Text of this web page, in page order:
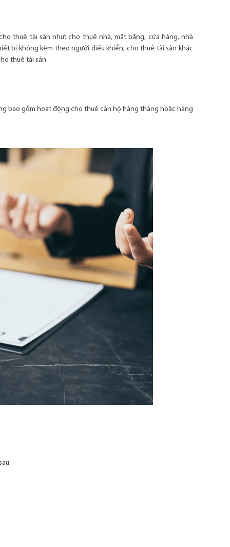
thuê tài sản như: cho thuê nhà, mặt bằng, cửa hàng, nhà
bị không kèm theo người điều khiển; cho thuê tài sản khác
thuê tài sản.
bao gồm hoạt động cho thuê căn hộ hàng tháng hoặc hàng